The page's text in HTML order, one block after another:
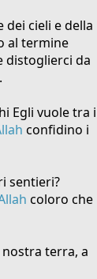
dei cieli e della
al termine
distoglierci da
Egli vuole tra i
confidino i
sentieri?
coloro che
terra, a